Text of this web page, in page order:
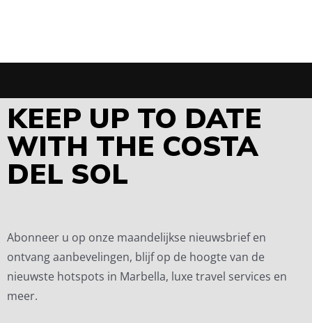
KEEP UP TO DATE
WITH THE COSTA
DEL SOL
Abonneer u op onze maandelijkse nieuwsbrief en
ontvang aanbevelingen, blijf op de hoogte van de
nieuwste hotspots in Marbella, luxe travel services en
meer.